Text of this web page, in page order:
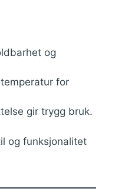
og
for
gir trygg bruk.
og funksjonalitet